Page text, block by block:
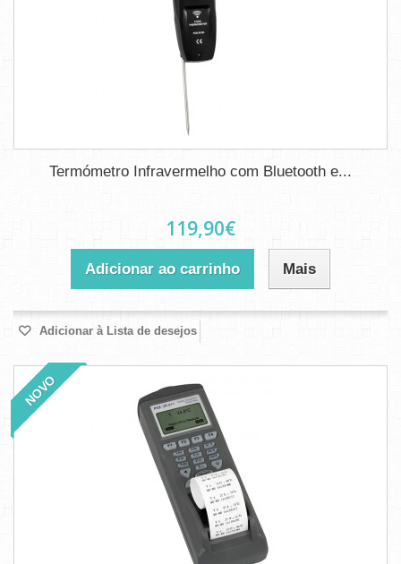
Termómetro Infravermelho com Bluetooth e...
119,90€
Adicionar ao carrinho Mais
Adicionar à Lista de desejos
NOVO